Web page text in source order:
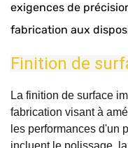
exigences de
fabrication aux
Finition de
La finition de surface
fabrication visant à
les performances d'un